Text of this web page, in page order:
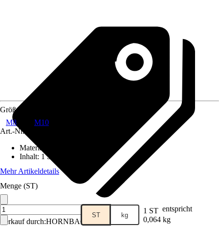
Verkauf durch:HORNBACH
Größe
M8
M10
Art.-Nr.
Material
Inhalt: 1 Stück
Mehr Artikeldetails
Menge (ST)
ST kg 1 ST entspricht
0,064 kg